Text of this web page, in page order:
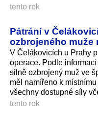
tento rok
Pátrání v
ozbrojeného muže
V Čelákovicích u Prahy
operace. Podle
silně ozbrojený muž ve
měl namířeno k
všechny dostupné síly
tento rok